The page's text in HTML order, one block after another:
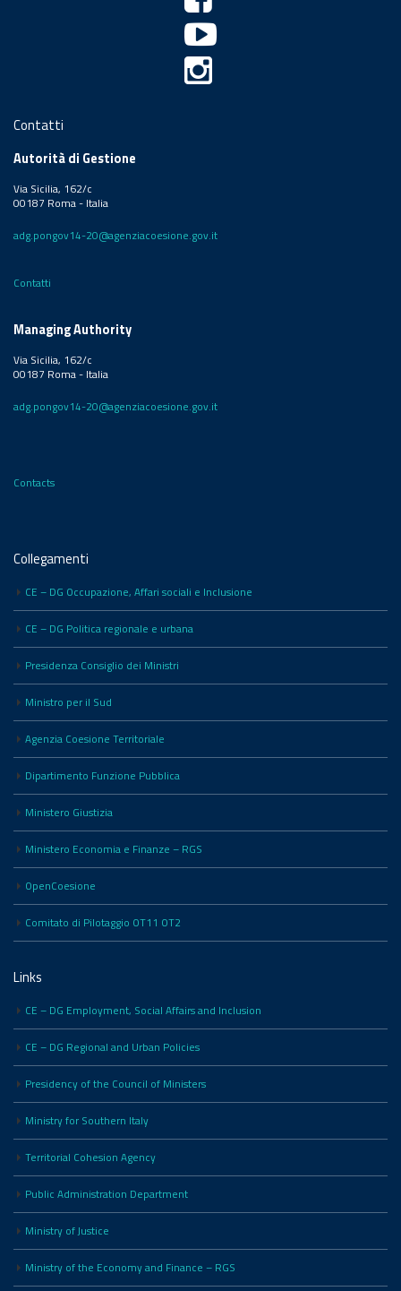
Contatti
Autorità di Gestione
Via Sicilia, 162/c
00187 Roma - Italia
adg.pongov14-20@agenziacoesione.gov.it
Contatti
Managing Authority
Via Sicilia, 162/c
00187 Roma - Italia
adg.pongov14-20@agenziacoesione.gov.it
Contacts
Collegamenti
CE – DG Occupazione, Affari sociali e Inclusione
CE – DG Politica regionale e urbana
Presidenza Consiglio dei Ministri
Ministro per il Sud
Agenzia Coesione Territoriale
Dipartimento Funzione Pubblica
Ministero Giustizia
Ministero Economia e Finanze – RGS
OpenCoesione
Comitato di Pilotaggio OT11 OT2
Links
CE – DG Employment, Social Affairs and Inclusion
CE – DG Regional and Urban Policies
Presidency of the Council of Ministers
Ministry for Southern Italy
Territorial Cohesion Agency
Public Administration Department
Ministry of Justice
Ministry of the Economy and Finance – RGS